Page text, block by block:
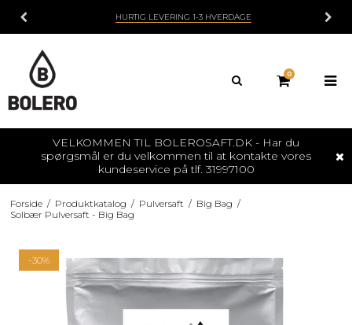
HURTIG LEVERING 1-3 HVERDAGE
0
VELKOMMEN TIL BOLEROSAFT.DK - Har du
spørgsmål er du velkommen til at kontakte vores
kundeservice på tlf. 31997100
Forside / Produktkatalog / Pulversaft / Big Bag /
Solbær Pulversaft - Big Bag
-30%